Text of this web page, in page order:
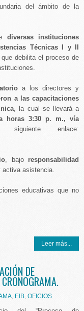
del ámbito de la
diversas instituciones
Técnicas I y II
debilita el proceso de
a los directores y
a las capacitaciones
, la cual se llevará a
horas 3:30 p. m., vía
enlace:
, bajo responsabilidad
activa asistencia.
educativas que no
Leer más...
DE
, EIB, OFICIOS